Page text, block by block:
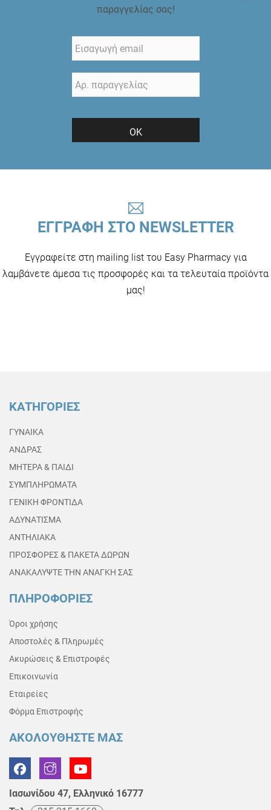
παραγγελίας σας!
ΟΚ
ΕΓΓΡΑΦΗ ΣΤΟ NEWSLETTER
Εγγραφείτε στη mailing list του Easy Pharmacy για
λαμβάνετε άμεσα τις προσφορές και τα τελευταία προϊόντα
μας!
ΚΑΤΗΓΟΡΙΕΣ
ΓΥΝΑΙΚΑ
ΑΝΔΡΑΣ
ΜΗΤΕΡΑ & ΠΑΙΔΙ
ΣΥΜΠΛΗΡΩΜΑΤΑ
ΓΕΝΙΚΗ ΦΡΟΝΤΙΔΑ
ΑΔΥΝΑΤΙΣΜΑ
ΑΝΤΗΛΙΑΚΑ
ΠΡΟΣΦΟΡΕΣ & ΠΑΚΕΤΑ ΔΩΡΩΝ
ΑΝΑΚΑΛΥΨΤΕ ΤΗΝ ΑΝΑΓΚΗ ΣΑΣ
ΠΛΗΡΟΦΟΡΙΕΣ
Όροι χρήσης
Αποστολές & Πληρωμές
Ακυρώσεις & Επιστροφές
Επικοινωνία
Εταιρείες
Φόρμα Επιστροφής
ΑΚΟΛΟΥΘΗΣΤΕ ΜΑΣ
Ιασωνίδου 47, Ελληνικό 16777